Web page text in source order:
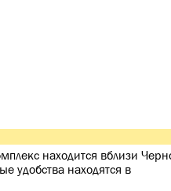
находится вблизи
удобства находятся в